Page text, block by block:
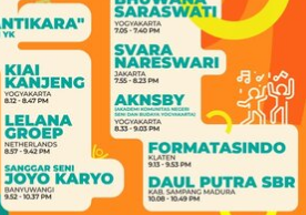
menyatakan, Wabah
dimaknai sebagai momentum bagi
formulasi baru untuk
momen untuk menyemai kembali
kita bisa membentuk tata
dan menjawab seperi apa
kita,” katanya.